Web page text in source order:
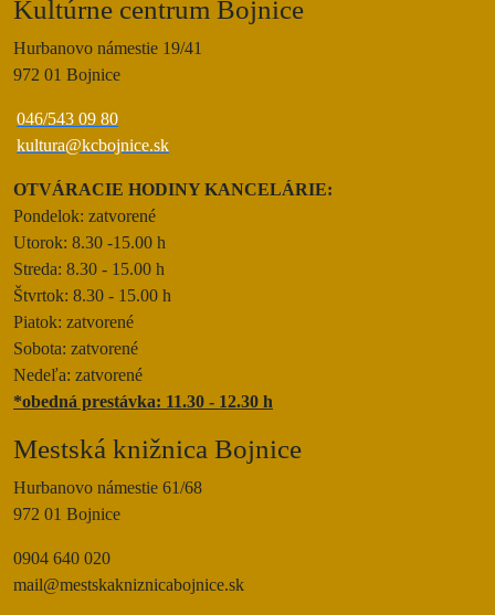
2023
2022
2021
2020
2018
2023
2022
2021
2020
2018
2022
2021
2020
2019
2018
Kultúrne centrum Bojnice
Hurbanovo námestie 19/41
972 01 Bojnice
046/543 09 80
kultura@kcbojnice.sk
OTVÁRACIE HODINY KANCELÁRIE:
Pondelok: zatvorené
Utorok: 8.30 -15.00 h
Streda: 8.30 - 15.00 h
Štvrtok: 8.30 - 15.00 h
Piatok: zatvorené
Sobota: zatvorené
Nedeľa: zatvorené
*obedná prestávka: 11.30 - 12.30 h
Mestská knižnica Bojnice
Hurbanovo námestie 61/68
972 01 Bojnice
0904 640 020
mail@mestskakniznicabojnice.sk